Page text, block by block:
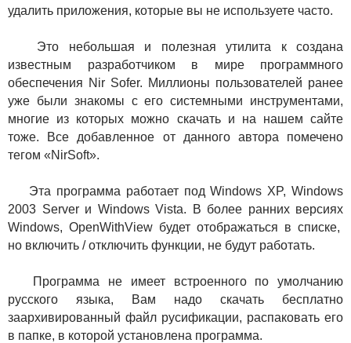
удалить приложения, которые вы не используете часто.
Это небольшая и полезная утилита к создана
известным разработчиком в мире программного
обеспечения Nir Sofer. Миллионы пользователей ранее
уже были знакомы с его системными инструментами,
многие из которых можно скачать и на нашем сайте
тоже. Все добавленное от данного автора помечено
тегом «NirSoft».
Эта программа работает под Windows XP, Windows
2003 Server и Windows Vista. В более ранних версиях
Windows, OpenWithView будет отображаться в списке,
но включить / отключить функции, не будут работать.
Программа не имеет встроенного по умолчанию
русского языка, Вам надо скачать бесплатно
заархивированный файл русификации, распаковать его
в папке, в которой установлена программа.